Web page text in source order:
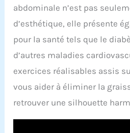
abdominale n’est pas
d’esthétique, elle présente
pour la santé tels que le
d’autres maladies
exercices réalisables assis
vous aider à éliminer la
retrouver une silhouette